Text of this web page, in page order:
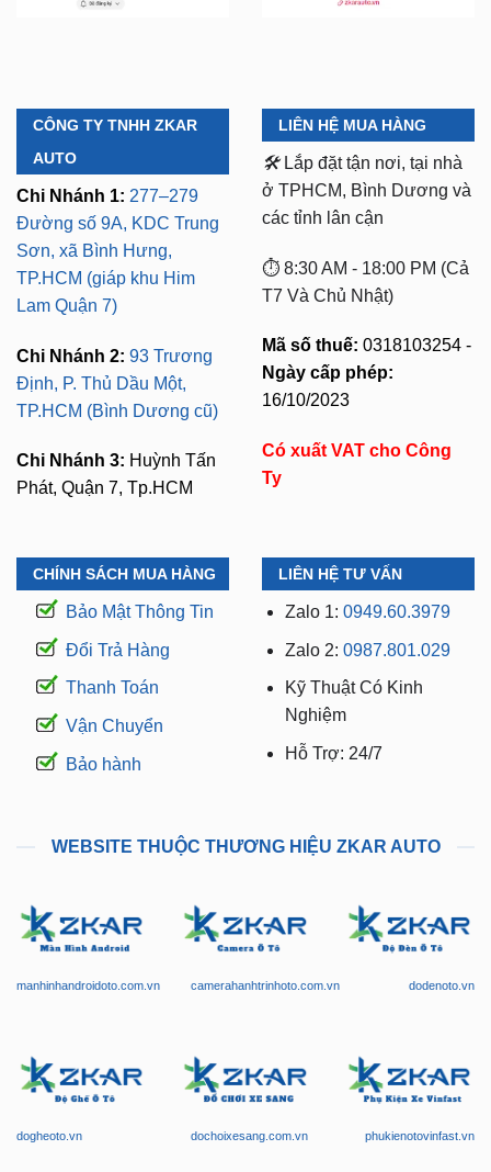
CÔNG TY TNHH ZKAR
AUTO
Chi Nhánh 1: 277–279
Đường số 9A, KDC Trung
Sơn, xã Bình Hưng,
TP.HCM (giáp khu Him
Lam Quận 7)
Chi Nhánh 2: 93 Trương
Định, P. Thủ Dầu Một,
TP.HCM (Bình Dương cũ)
Chi Nhánh 3: Huỳnh Tấn
Phát, Quận 7, Tp.HCM
LIÊN HỆ MUA HÀNG
🛠️ Lắp đặt tận nơi, tại nhà
ở TPHCM, Bình Dương và
các tỉnh lân cận
⏱️ 8:30 AM - 18:00 PM (Cả
T7 Và Chủ Nhật)
Mã số thuế: 0318103254 -
Ngày cấp phép:
16/10/2023
Có xuất VAT cho Công
Ty
CHÍNH SÁCH MUA HÀNG
Bảo Mật Thông Tin
Đổi Trả Hàng
Thanh Toán
Vận Chuyển
Bảo hành
LIÊN HỆ TƯ VẤN
Zalo 1: 0949.60.3979
Zalo 2: 0987.801.029
Kỹ Thuật Có Kinh
Nghiệm
Hỗ Trợ: 24/7
WEBSITE THUỘC THƯƠNG HIỆU ZKAR AUTO
manhinhandroidoto.com.vn camerahanhtrinhoto.com.vn dodenoto.vn
dogheoto.vn dochoixesang.com.vn phukienotovinfast.vn